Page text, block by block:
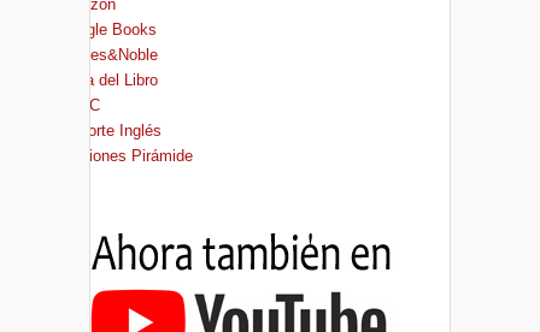
Amazon
Google Books
Barnes&Noble
Casa del Libro
FNAC
El Corte Inglés
Ediciones Pirámide